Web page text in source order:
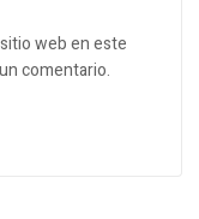
web en este
comentario.